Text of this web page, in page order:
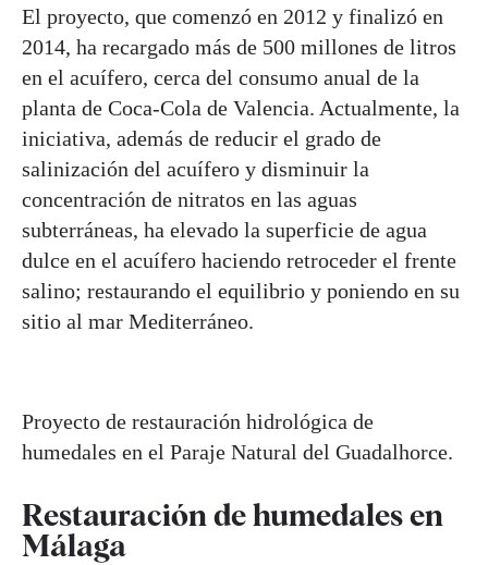
El proyecto, que comenzó en 2012 y finalizó en
2014, ha recargado más de 500 millones de litros
en el acuífero, cerca del consumo anual de la
planta de Coca-Cola de Valencia. Actualmente, la
iniciativa, además de reducir el grado de
salinización del acuífero y disminuir la
concentración de nitratos en las aguas
subterráneas, ha elevado la superficie de agua
dulce en el acuífero haciendo retroceder el frente
salino; restaurando el equilibrio y poniendo en su
sitio al mar Mediterráneo.
Proyecto de restauración hidrológica de
humedales en el Paraje Natural del Guadalhorce.
Restauración de humedales en
Málaga